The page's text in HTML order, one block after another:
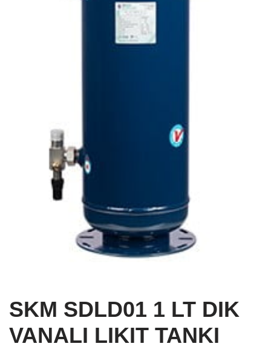
SKM SDLD01 1 LT DIK
VANALI LIKIT TANKI